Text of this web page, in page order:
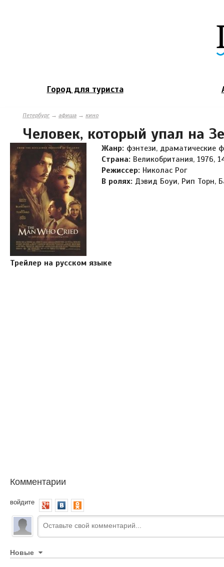
Город для туриста
Петербург→ афиша → кино
Человек, который упал на
Жанр: фэнтези, драматические
Страна: Великобритания, 1976,
Режиссер: Николас Рог
В ролях: Дэвид Боуи, Рип Торн,
Трейлер на русском языке
Комментарии
войдите
Новые